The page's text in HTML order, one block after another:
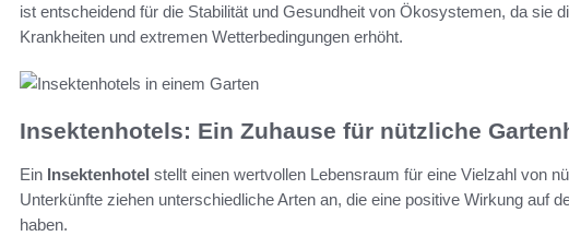
ist entscheidend für die Stabilität und Gesundheit von Ökosystemen, da sie
Krankheiten und extremen Wetterbedingungen erhöht.
Insektenhotels: Ein Zuhause für nützliche
Ein Insektenhotel stellt einen wertvollen Lebensraum für eine Vielzahl von
Unterkünfte ziehen unterschiedliche Arten an, die eine positive Wirkung auf
haben.